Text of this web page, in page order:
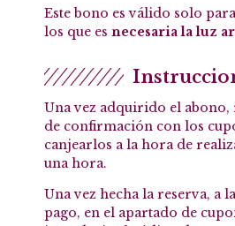
Este bono es válido solo
los que es necesaria la luz
Una vez adquirido el
de confirmación con los
canjearlos a la hora de
una hora.
Una vez hecha la reserva, a
pago, en el apartado de